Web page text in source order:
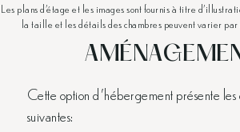
Les plans d'étage et les images sont fournis à titre
la taille et les détails des chambres peuvent varier
Cette option d'hébergement présente les
suivantes: